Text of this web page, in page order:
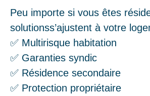
Peu importe si vous êtes
solutionss’ajustent à votre
✅ Multirisque habitation
✅ Garanties syndic
✅ Résidence secondaire
✅ Protection propriétaire